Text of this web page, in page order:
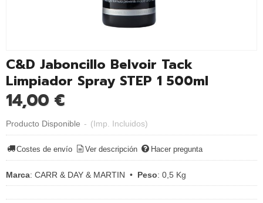
C&D Jaboncillo Belvoir Tack
Limpiador Spray STEP 1 500ml
14,00 €
Producto Disponible - (Imp. Incluidos)
Costes de envío Ver descripción Hacer pregunta
Marca: CARR & DAY & MARTIN • Peso: 0,5 Kg